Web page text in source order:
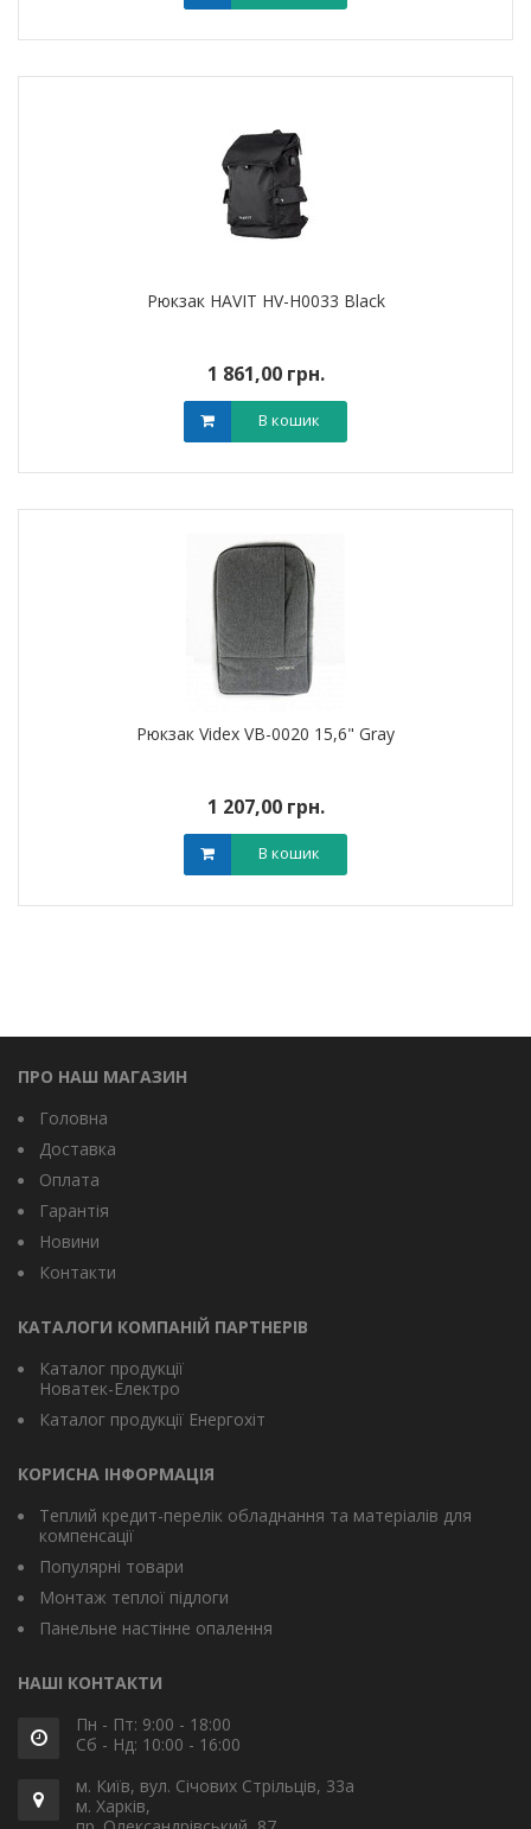
Рюкзак HAVIT HV-H0033 Black
1 861,00 грн.
В кошик
Рюкзак Videx VB-0020 15,6" Gray
1 207,00 грн.
В кошик
ПРО НАШ МАГАЗИН
Головна
Доставка
Оплата
Гарантія
Новини
Контакти
КАТАЛОГИ КОМПАНІЙ ПАРТНЕРІВ
Каталог продукції
Новатек-Електро
Каталог продукції Енергохіт
КОРИСНА ІНФОРМАЦІЯ
Теплий кредит-перелік обладнання та матеріалів для
компенсації
Популярні товари
Монтаж теплої підлоги
Панельне настінне опалення
НАШІ КОНТАКТИ
Пн - Пт: 9:00 - 18:00
Сб - Нд: 10:00 - 16:00
м. Київ, вул. Січових Стрільців, 33а
м. Харків,